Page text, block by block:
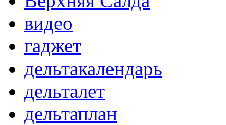
видео
гаджет
дельтакалендарь
дельталет
дельтаплан